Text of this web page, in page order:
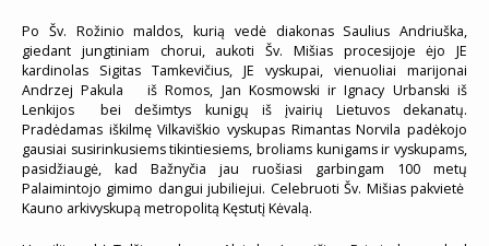
Po Šv. Rožinio maldos, kurią vedė diakonas Saulius Andriuška,
giedant jungtiniam chorui, aukoti Šv. Mišias procesijoje ėjo JE
kardinolas Sigitas Tamkevičius, JE vyskupai, vienuoliai marijonai
Andrzej Pakula iš Romos, Jan Kosmowski ir Ignacy Urbanski iš
Lenkijos bei dešimtys kunigų iš įvairių Lietuvos dekanatų.
Pradėdamas iškilmę Vilkaviškio vyskupas Rimantas Norvila padėkojo
gausiai susirinkusiems tikintiesiems, broliams kunigams ir vyskupams,
pasidžiaugė, kad Bažnyčia jau ruošiasi garbingam 100 metų
Palaimintojo gimimo dangui jubiliejui. Celebruoti Šv. Mišias pakvietė
Kauno arkivyskupą metropolitą Kęstutį Kėvalą.